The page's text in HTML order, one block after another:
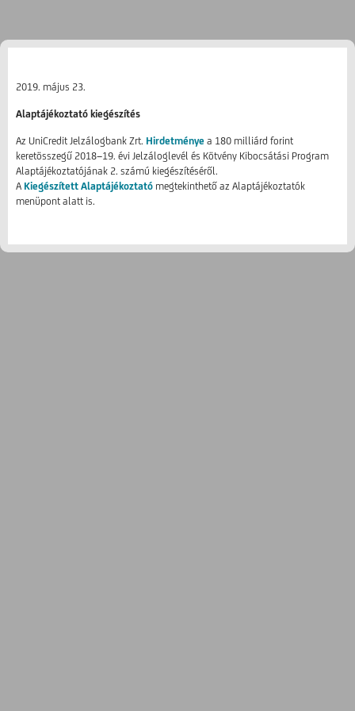
2019. május 23.
Alaptájékoztató kiegészítés
Az UniCredit Jelzálogbank Zrt. Hirdetménye a 180 milliárd forint
keretösszegű 2018−19. évi Jelzáloglevél és Kötvény Kibocsátási Program
Alaptájékoztatójának 2. számú kiegészítéséről.
A Kiegészített Alaptájékoztató megtekinthető az Alaptájékoztatók
menüpont alatt is.